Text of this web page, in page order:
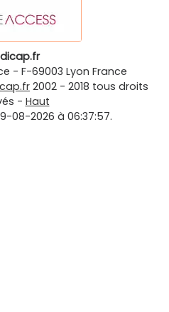
- F-69003 Lyon France
2002 - 2018 tous droits
- Haut
08-2026 à 06:37:57.